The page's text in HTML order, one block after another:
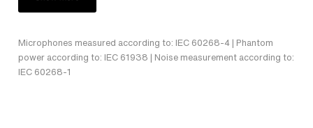
Microphones measured according to: IEC 60268-4 | Phantom
power according to: IEC 61938 | Noise measurement according to:
IEC 60268-1